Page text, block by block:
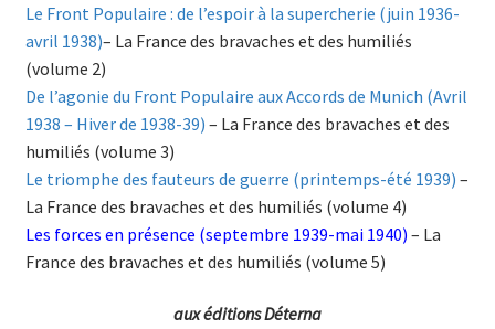
Le Front Populaire : de l’espoir à la supercherie (juin 1936-
avril 1938)– La France des bravaches et des humiliés
(volume 2)
De l’agonie du Front Populaire aux Accords de Munich (Avril
1938 – Hiver de 1938-39) – La France des bravaches et des
humiliés (volume 3)
Le triomphe des fauteurs de guerre (printemps-été 1939) –
La France des bravaches et des humiliés (volume 4)
Les forces en présence (septembre 1939-mai 1940) – La
France des bravaches et des humiliés (volume 5)
aux éditions Déterna